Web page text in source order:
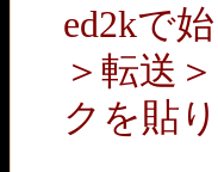
ed2kで
＞転送
クを貼